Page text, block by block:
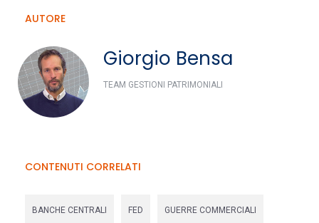
AUTORE
Giorgio Bensa
TEAM GESTIONI PATRIMONIALI
CONTENUTI CORRELATI
BANCHE CENTRALI FED GUERRE COMMERCIALI